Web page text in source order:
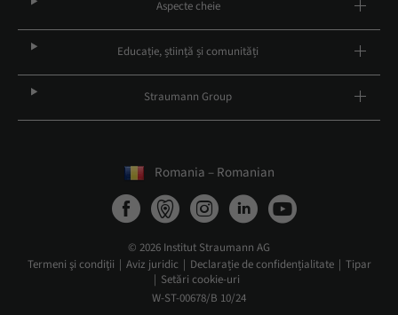
Aspecte cheie
Educație, știință și comunități
Straumann Group
Romania – Romanian
© 2026 Institut Straumann AG
Termeni şi condiţii
Aviz juridic Declarație de confidențialitate
Tipar
Setări cookie-uri
W-ST-00678/B 10/24